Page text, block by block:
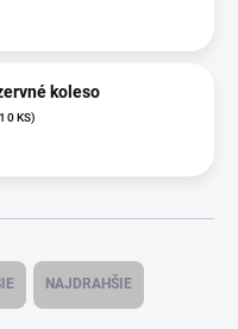
koleso
KS)
NAJDRAHŠIE